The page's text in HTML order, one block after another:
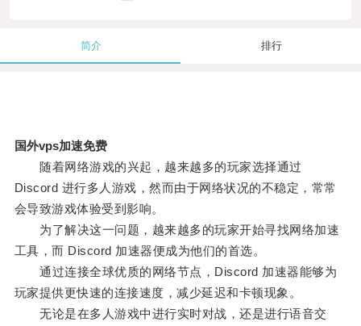
简介 排行
国外vps加速免费
随着网络游戏的兴起，越来越多的玩家选择通过
Discord 进行多人游戏，然而由于网络状况的不稳定，常常
会导致游戏体验受到影响。
为了解决这一问题，越来越多的玩家开始寻找网络加速
工具，而 Discord 加速器便成为他们的首选。
通过连接全球优质的网络节点，Discord 加速器能够为
玩家提供更快速的连接速度，减少延迟和卡顿现象。
无论是在多人游戏中进行实时对战，还是进行语音交